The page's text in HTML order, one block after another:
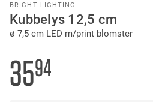
BRIGHT LIGHTING
Kubbelys 12,5 cm
ø 7,5 cm LED m/print blomster
3594
to
the
beginning
the
images
gallery